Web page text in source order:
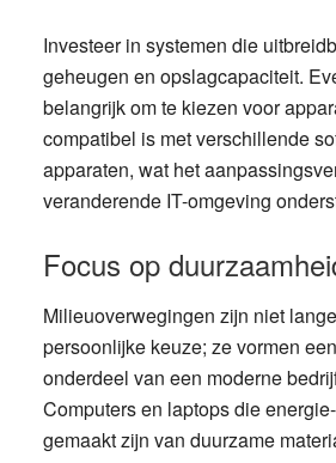
Investeer in systemen die
geheugen en opslagcapaciteit.
belangrijk om te kiezen voor
compatibel is met verschillende
apparaten, wat het
veranderende IT-omgeving
Focus op
Milieuoverwegingen zijn niet
persoonlijke keuze; ze vormen
onderdeel van een moderne
Computers en laptops die
gemaakt zijn van duurzame